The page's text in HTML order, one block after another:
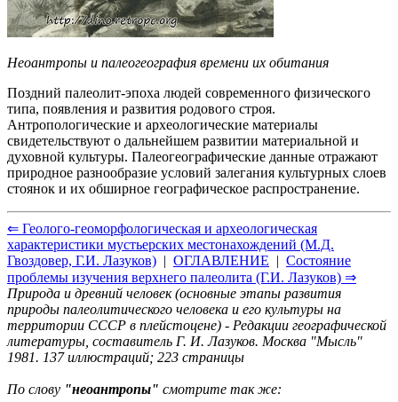
Неоантропы и палеогеография времени их обитания
Поздний палеолит-эпоха людей современного физического
типа, появления и развития родового строя.
Антропологические и археологические материалы
свидетельствуют о дальнейшем развитии материальной и
духовной культуры. Палеогеографические данные отражают
природное разнообразие условий залегания культурных слоев
стоянок и их обширное географическое распространение.
⇐ Геолого-геоморфологическая и археологическая
характеристики мустьерских местонахождений (М.Д.
Гвоздовер, Г.И. Лазуков) | ОГЛАВЛЕНИЕ | Состояние
проблемы изучения верхнего палеолита (Г.И. Лазуков) ⇒
Природа и древний человек (основные этапы развития
природы палеолитического человека и его культуры на
территории СССР в плейстоцене) - Редакции географической
литературы, составитель Г. И. Лазуков. Москва "Мысль"
1981. 137 иллюстраций; 223 страницы
По слову "неоантропы" смотрите так же: